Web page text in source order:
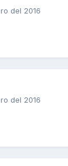
del 2016
del 2016